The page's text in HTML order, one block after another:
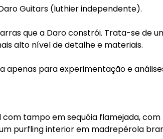
Guitars (luthier independente).
que a Daro constrói. Trata-se de
alto nível de detalhe e materiais.
apenas para experimentação e
tampo em sequóia flamejada,
purfling interior em madrepérola